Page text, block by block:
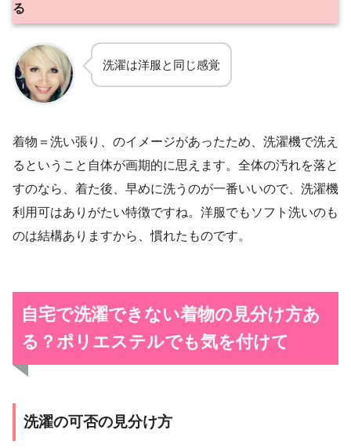
る
洗濯は洋服と同じ感覚
着物＝洗い張り、のイメージがあったため、洗濯機で洗え
るということ自体が画期的に思えます。全体の汚れを落と
すのなら、着た後、早めに洗うのが一番いいので、洗濯機
利用可はありがたい特徴ですね。洋服でもソフト洗いのも
のは結構ありますから、慣れたものです。
自宅で洗濯できない着物の見分け方あ
る？ポリエステルでも気を付けて
洗濯の可否の見分け方